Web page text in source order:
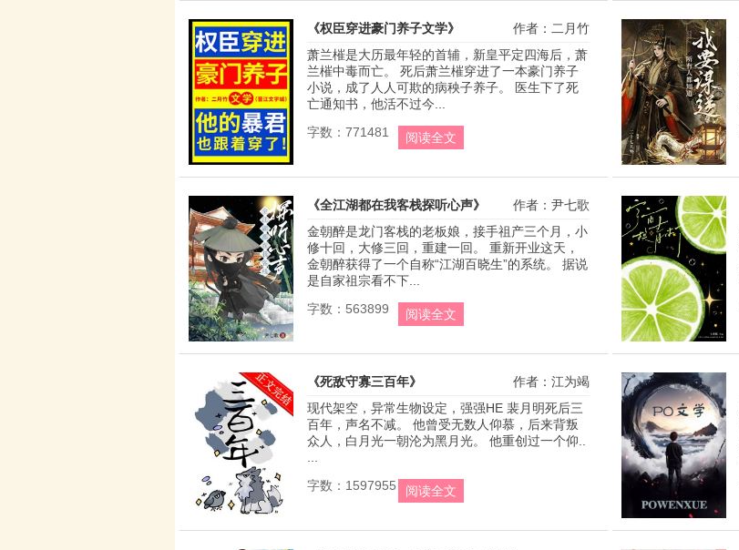
《权臣穿进豪门养子文学》
作者：二月竹
萧兰槯是大历最年轻的首辅，新皇平定四海后，萧
兰槯中毒而亡。 死后萧兰槯穿进了一本豪门养子
小说，成了人人可欺的病秧子养子。 医生下了死
亡通知书，他活不过今...
字数：771481
阅读全文
《全江湖都在我客栈探听心声》
作者：尹七歌
金朝醉是龙门客栈的老板娘，接手祖产三个月，小
修十回，大修三回，重建一回。 重新开业这天，
金朝醉获得了一个自称“江湖百晓生”的系统。 据说
是自家祖宗看不下...
字数：563899
阅读全文
《死敌守寡三百年》
作者：江为竭
现代架空，异常生物设定，强强HE 裴月明死后三
百年，声名不减。 他曾受无数人仰慕，后来背叛
众人，白月光一朝沦为黑月光。 他重创过一个仰..
字数：1597955
阅读全文